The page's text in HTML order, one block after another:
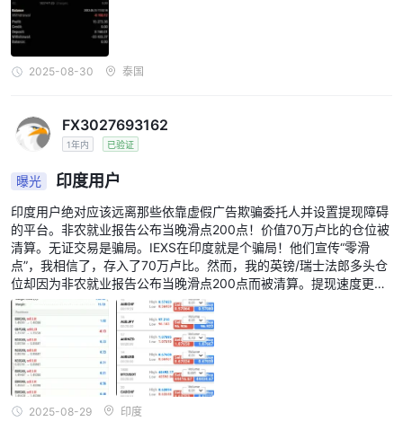
2025-08-30 泰国
FX3027693162
1年内 已验证
曝光 印度用户
印度用户绝对应该远离那些依靠虚假广告欺骗委托人并设置提现障碍
的平台。非农就业报告公布当晚滑点200点！价值70万卢比的仓位被
清算。无证交易是骗局。IEXS在印度就是个骗局！他们宣传“零滑
点”，我相信了，存入了70万卢比。然而，我的英镑/瑞士法郎多头仓
位却因为非农就业报告公布当晚滑点200点而被清算。提现速度更
慢。我申请提取剩余的8万卢比，但花了五天才到账。之前一位来自
海得拉巴的用户存入了50万卢比。
2025-08-29 印度